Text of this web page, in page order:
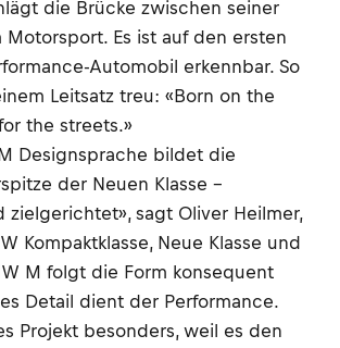
die Brücke zwischen seiner
Es ist auf den ersten
Automobil erkennbar. So
Leitsatz treu: «Born on the
the streets.»
Designsprache bildet die
der Neuen Klasse –
zielgerichtet», sagt Oliver Heilmer,
Kompaktklasse, Neue Klasse und
M folgt die Form konsequent
Detail dient der Performance.
Projekt besonders, weil es den